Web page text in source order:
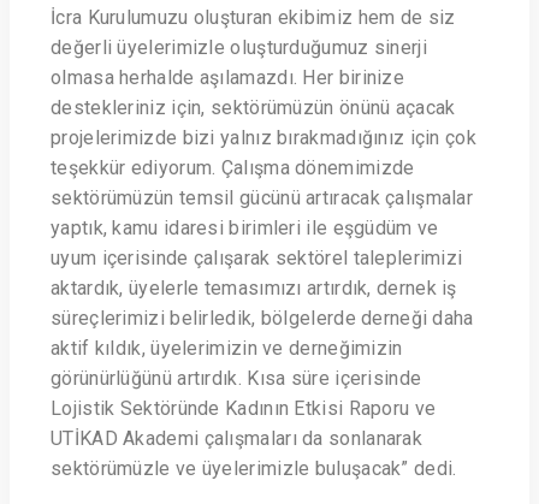
İcra Kurulumuzu oluşturan ekibimiz hem de siz
değerli üyelerimizle oluşturduğumuz sinerji
olmasa herhalde aşılamazdı. Her birinize
destekleriniz için, sektörümüzün önünü açacak
projelerimizde bizi yalnız bırakmadığınız için çok
teşekkür ediyorum. Çalışma dönemimizde
sektörümüzün temsil gücünü artıracak çalışmalar
yaptık, kamu idaresi birimleri ile eşgüdüm ve
uyum içerisinde çalışarak sektörel taleplerimizi
aktardık, üyelerle temasımızı artırdık, dernek iş
süreçlerimizi belirledik, bölgelerde derneği daha
aktif kıldık, üyelerimizin ve derneğimizin
görünürlüğünü artırdık. Kısa süre içerisinde
Lojistik Sektöründe Kadının Etkisi Raporu ve
UTİKAD Akademi çalışmaları da sonlanarak
sektörümüzle ve üyelerimizle buluşacak” dedi.